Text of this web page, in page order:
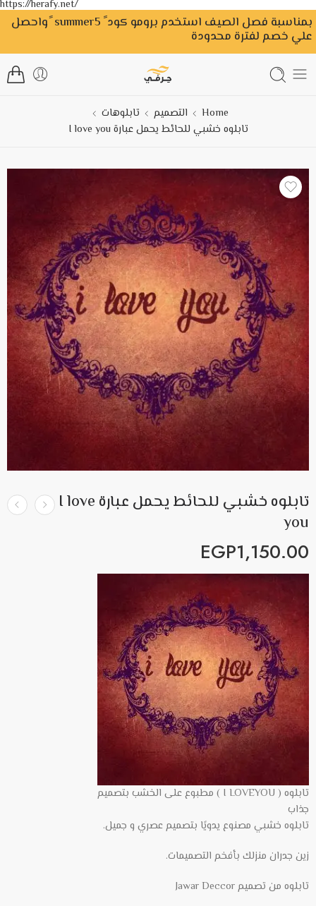
https://herafy.net/
بمناسبة فصل الصيف استخدم برومو كود ً summer5 ًواحصل
علي خصم لفترة محدودة
Home التصميم
تابلوهات
تابلوه خشبي للحائط يحمل عبارة I love you
تابلوه خشبي للحائط يحمل عبارة I love
you
EGP1,150.00
تابلوه ( I LOVEYOU ) مطبوع على الخشب بتصميم
جذاب
تابلوه خشبي مصنوع يدويًا بتصميم عصري و جميل.
زين جدران منزلك بأفخم التصميمات.
تابلوه من تصميم Jawar Deccor